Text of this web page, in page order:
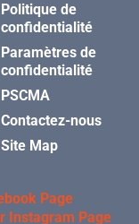
Politique de
confidentialité
Paramètres de
confidentialité
PSCMA
Contactez-nous
Site Map